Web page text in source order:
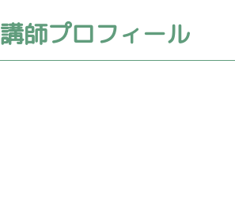
講師プロフィール